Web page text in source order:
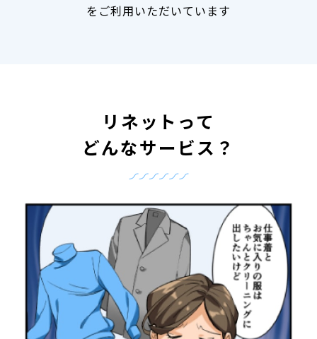
をご利用いただいています
リネットって
どんなサービス？